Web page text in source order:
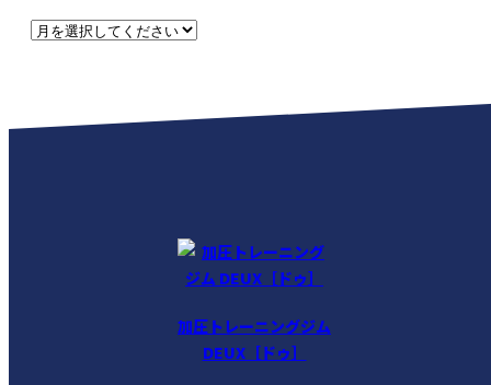
加圧トレーニングジム
DEUX［ドゥ］